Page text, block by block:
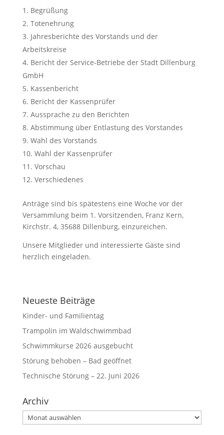
Begrüßung
Totenehrung
Jahresberichte des Vorstands und der
Arbeitskreise
Bericht der Service-Betriebe der Stadt Dillenburg
GmbH
Kassenbericht
Bericht der Kassenprüfer
Aussprache zu den Berichten
Abstimmung über Entlastung des Vorstandes
Wahl des Vorstands
Wahl der Kassenprüfer
Vorschau
Verschiedenes
Anträge sind bis spätestens eine Woche vor der
Versammlung beim 1. Vorsitzenden, Franz Kern,
Kirchstr. 4, 35688 Dillenburg, einzureichen.
Unsere Mitglieder und interessierte Gäste sind
herzlich eingeladen.
Neueste Beiträge
Kinder- und Familientag
Trampolin im Waldschwimmbad
Schwimmkurse 2026 ausgebucht
Störung behoben – Bad geöffnet
Technische Störung – 22. Juni 2026
Archiv
Archiv